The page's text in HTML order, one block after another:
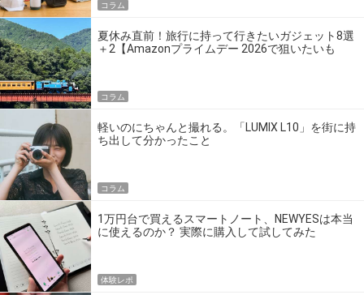
コラム
夏休み直前！旅行に持って行きたいガジェット8選
＋2【Amazonプライムデー 2026で狙いたいも
コラム
軽いのにちゃんと撮れる。「LUMIX L10」を街に持
ち出して分かったこと
コラム
1万円台で買えるスマートノート、NEWYESは本当
に使えるのか？ 実際に購入して試してみた
体験レポ